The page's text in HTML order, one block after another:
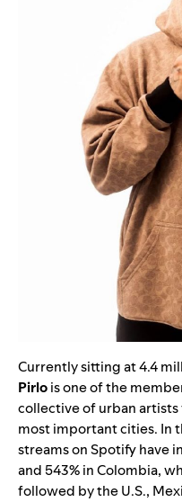
Currently sitting at 4.4
Pirlois one of the
collective of urban artists
most important cities. In
streams on Spotify have
and 543% in Colombia,
followed by the U.S.,